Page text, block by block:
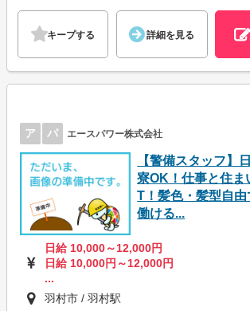
キープする 詳細を見る
ア パ エースパワー株式会社
【警備スタッフ】
寮OK！仕事と住ま
T！髪色・髪型自由
働ける...
日給 10,000～12,000円
日給 10,000円～12,000円
...
羽村市 / 羽村駅